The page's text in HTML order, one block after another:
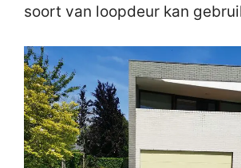
soort van loopdeur kan